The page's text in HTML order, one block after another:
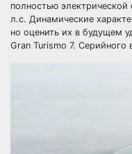
полностью
л.с. Динамические
но оценить их в будущем
Gran Turismo 7.